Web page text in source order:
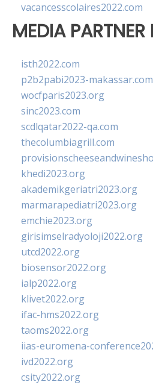
vacancesscolaires2022.com
MEDIA PARTNER
isth2022.com
p2b2pabi2023-makassar.com
wocfparis2023.org
sinc2023.com
scdlqatar2022-qa.com
thecolumbiagrill.com
khedi2023.org
akademikgeriatri2023.org
marmarapediatri2023.org
emchie2023.org
girisimselradyoloji2022.org
utcd2022.org
biosensor2022.org
ialp2022.org
klivet2022.org
ifac-hms2022.org
taoms2022.org
iias-euromena-
ivd2022.org
csity2022.org